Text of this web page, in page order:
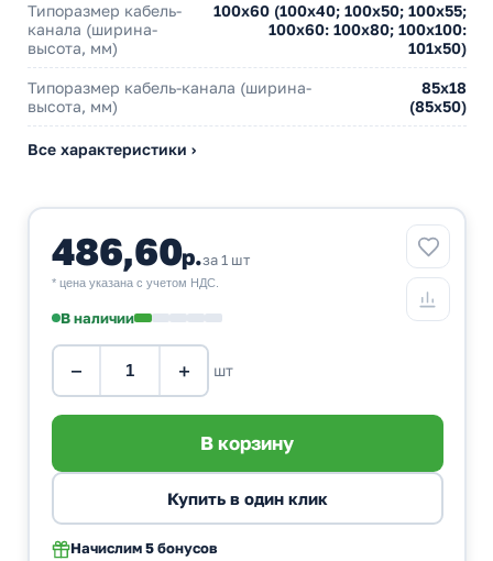
Типоразмер кабель-
канала (ширина-
высота, мм)
100х60 (100х40; 100х50; 100х55;
100х60: 100х80; 100х100:
101х50)
Типоразмер кабель-канала (ширина-
высота, мм)
85х18
(85х50)
Все характеристики ›
486,60р.за 1 шт
* цена указана с учетом НДС.
В наличии
− + шт
Начислим 5 бонусов